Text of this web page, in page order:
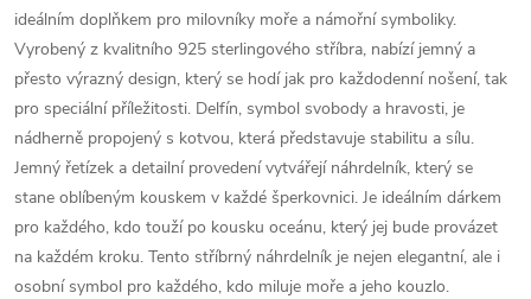
ideálním doplňkem pro milovníky moře a námořní symboliky.
Vyrobený z kvalitního 925 sterlingového stříbra, nabízí jemný a
přesto výrazný design, který se hodí jak pro každodenní nošení, tak
pro speciální příležitosti. Delfín, symbol svobody a hravosti, je
nádherně propojený s kotvou, která představuje stabilitu a sílu.
Jemný řetízek a detailní provedení vytvářejí náhrdelník, který se
stane oblíbeným kouskem v každé šperkovnici. Je ideálním dárkem
pro každého, kdo touží po kousku oceánu, který jej bude provázet
na každém kroku. Tento stříbrný náhrdelník je nejen elegantní, ale i
osobní symbol pro každého, kdo miluje moře a jeho kouzlo.